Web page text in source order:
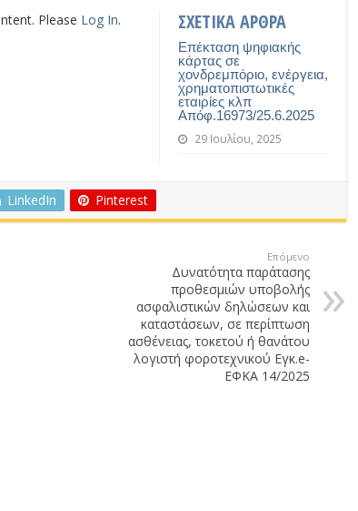
ΣΧΕΤΙΚΑ ΑΡΘΡΑ
Επέκταση ψηφιακής
κάρτας σε
χονδρεμπόριο, ενέργεια,
χρηματοπιστωτικές
εταιρίες κλπ
Απόφ.16973/25.6.2025
29 Ιουλίου, 2025
Please Log In.
LinkedIn Pinterest
Επόμενο
Δυνατότητα παράτασης
προθεσμιών υποβολής
ασφαλιστικών δηλώσεων και
καταστάσεων, σε περίπτωση
ασθένειας, τοκετού ή θανάτου
λογιστή φοροτεχνικού Εγκ.e-
ΕΦΚΑ 14/2025